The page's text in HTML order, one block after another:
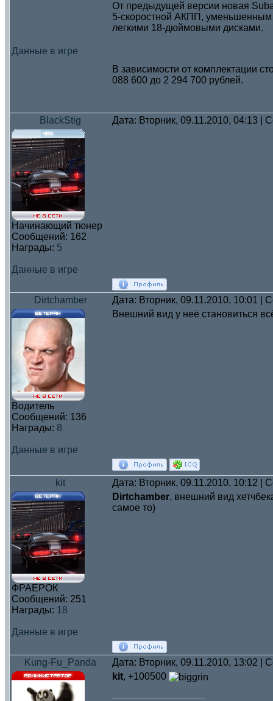
Данные в игре
От предыдущей версии новая
5-скоростной АКПП,
легкими 18-дюймовыми дисками.
В зависимости от комплектации
088 600 до 2 294 700 рублей.
BlackStig Дата: Вторник, 09.11.2010, 04:13 |
Начинающий тюнер
Сообщений: 162
Награды: 5
Данные в игре
Dirtchamber Дата: Вторник, 09.11.2010, 10:01 |
Водитель
Сообщений: 136
Награды: 8
Данные в игре
Внешний вид у неё становиться
kit Дата: Вторник, 09.11.2010, 10:12 |
ФРАЕРОК
Сообщений: 251
Награды: 18
Данные в игре
Dirtchamber, внешний вид
самое то)
Kung-Fu_Panda
Дата: Вторник, 09.11.2010, 13:02 |
kit, +100500